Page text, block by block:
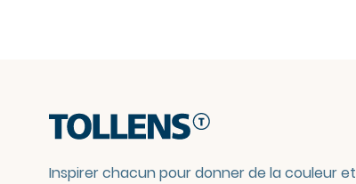
Inspirer chacun pour donner de la couleur et